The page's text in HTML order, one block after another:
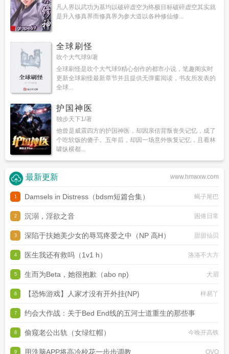
凡人界以武功为基均以破碎虚空为终极目标破碎虚空其实就
是升入修真界而修真界为参大道以各种修仙修...
全球刷怪
吹个大气球9/著
全球刷怪是吹个大气球9精心创作的都市小说，笔趣阁实时
更新全球刷怪最新章节并且提供无弹窗阅读，书友所发表的
全球...
护国神医
独步天下1/著
他曾是威震四方的护国神医，却因亲信背叛丧失记忆，成了
个吃软饭的傻子。五年后，却因一场意外恢复记忆，且看林
啸纵横都...
www.hmwxw.com
最新更新
1 Damsels in Distress（bdsm短篇合集） 蝎子尾巴
2 沉溺，淫欲之音 困倦日常
3 深陷于扶她美少女的辱骂疼爱之中（NP 高H） 甜甜仙贝
4 医生我还有救吗（1v1 h） 洛洛不大方
5 生而为Beta，她很抱歉（abo np) 犬眉
6 【恐怖游戏】人家才没有开外挂(NP) 梓易丫
7 约会大作战：关于Bed End线的五河士道重生的那些事
虚无圣母
8 偷窥老公出轨（女绿红帽） 今晚开高铁
9 用洗脑APP将高冷校花一步步调教 OVO